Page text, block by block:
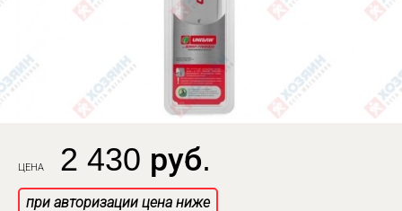
ЦЕНА 2 430 руб.
при авторизации цена ниже